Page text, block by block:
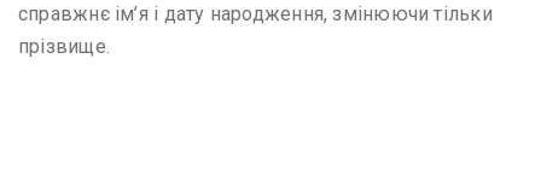
справжнє ім’я і дату народження, змінюючи тільки
прізвище.